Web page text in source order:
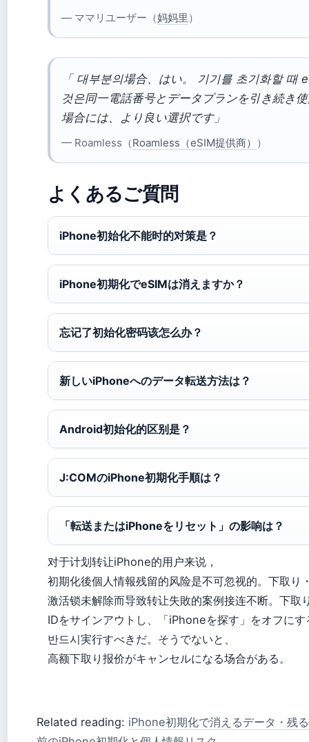
— ママリユーザー（妈妈里 ）
「 대부분의場合、はい。 기기를 초기화할 때
것은同一電話番号とデータプランを引き続き
場合には、より良い選択です」
— Roamless（Roamless（eSIM提供商） ）
よくあるご質問
iPhone初始化不能时的对策是？
iPhone初期化でeSIMは消えますか？
忘记了初始化密码该怎么办？
新しいiPhoneへのデータ転送方法は？
Android初始化的区别是？
J:COMのiPhone初期化手順は？
「転送またはiPhoneをリセット」の影响は？
对于计划转让iPhone的用户来说，
初期化後個人情報残留的风险是不可忽视的。下取り
激活锁未解除而导致转让失敗的案例接连不断。下取
IDをサインアウトし、「iPhoneを探す」をオフに
반드시実行すべきだ。そうでないと、
高额下取り报价がキャンセルになる场合がある。
Related reading: iPhone初期化で消えるデータ・残